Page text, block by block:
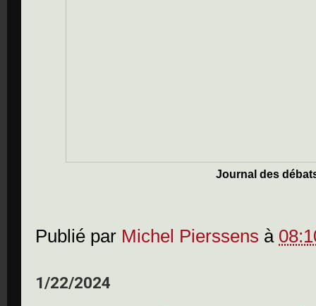
Journal des
Publié par Michel Pierssens à
1/22/2024